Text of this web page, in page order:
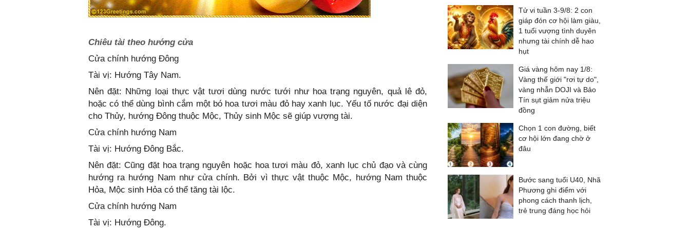
Chiêu tài theo hướng cửa
Cửa chính hướng Đông
Tài vị: Hướng Tây Nam.
Nên đặt: Những loại thực vật tươi dùng nước tưới như hoa trạng nguyên, quả lê đỏ,
hoặc có thể dùng bình cắm một bó hoa tươi màu đỏ hay xanh lục. Yếu tố nước đại diện
cho Thủy, hướng Đông thuộc Mộc, Thủy sinh Mộc sẽ giúp vượng tài.
Cửa chính hướng Nam
Tài vị: Hướng Đông Bắc.
Nên đặt: Cũng đặt hoa trạng nguyên hoặc hoa tươi màu đỏ, xanh lục chủ đạo và cùng
hướng ra hướng Nam như cửa chính. Bởi vì thực vật thuộc Mộc, hướng Nam thuộc
Hỏa, Mộc sinh Hỏa có thể tăng tài lộc.
Cửa chính hướng Nam
Tài vị: Hướng Đông.
Tử vi tuần 3-9/8: 2 con
giáp đón cơ hội làm giàu,
1 tuổi vượng tình duyên
nhưng tài chính dễ hao
hụt
Giá vàng hôm nay 1/8:
Vàng thế giới "rơi tự do",
vàng nhẫn DOJI và Bảo
Tín sụt giảm nửa triệu
đồng
Chọn 1 con đường, biết
cơ hội lớn đang chờ ở
đâu
Bước sang tuổi U40, Nhã
Phương ghi điểm với
phong cách thanh lịch,
trẻ trung đáng học hỏi